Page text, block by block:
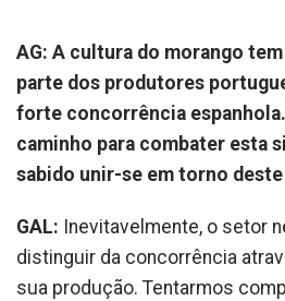
AG: A cultura do morango
parte dos produtores
forte concorrência
caminho para combater esta
sabido unir-se em torno
GAL: Inevitavelmente, o setor
distinguir da concorrência
sua produção. Tentarmos